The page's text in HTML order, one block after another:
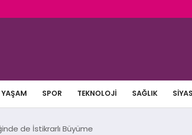
YAŞAM SPOR TEKNOLOJI SAĞLIK
de İstikrarlı Büyüme